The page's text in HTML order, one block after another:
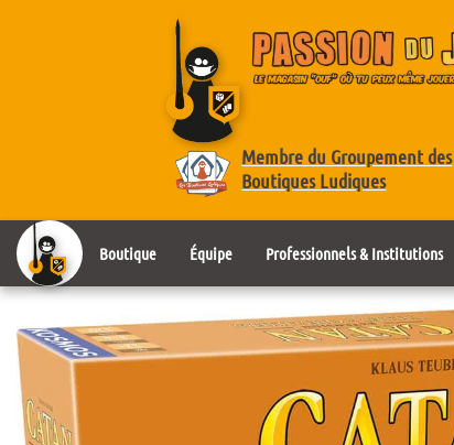
Membre du Groupement des
Boutiques Ludiques
Boutique Équipe Professionnels & Institutions